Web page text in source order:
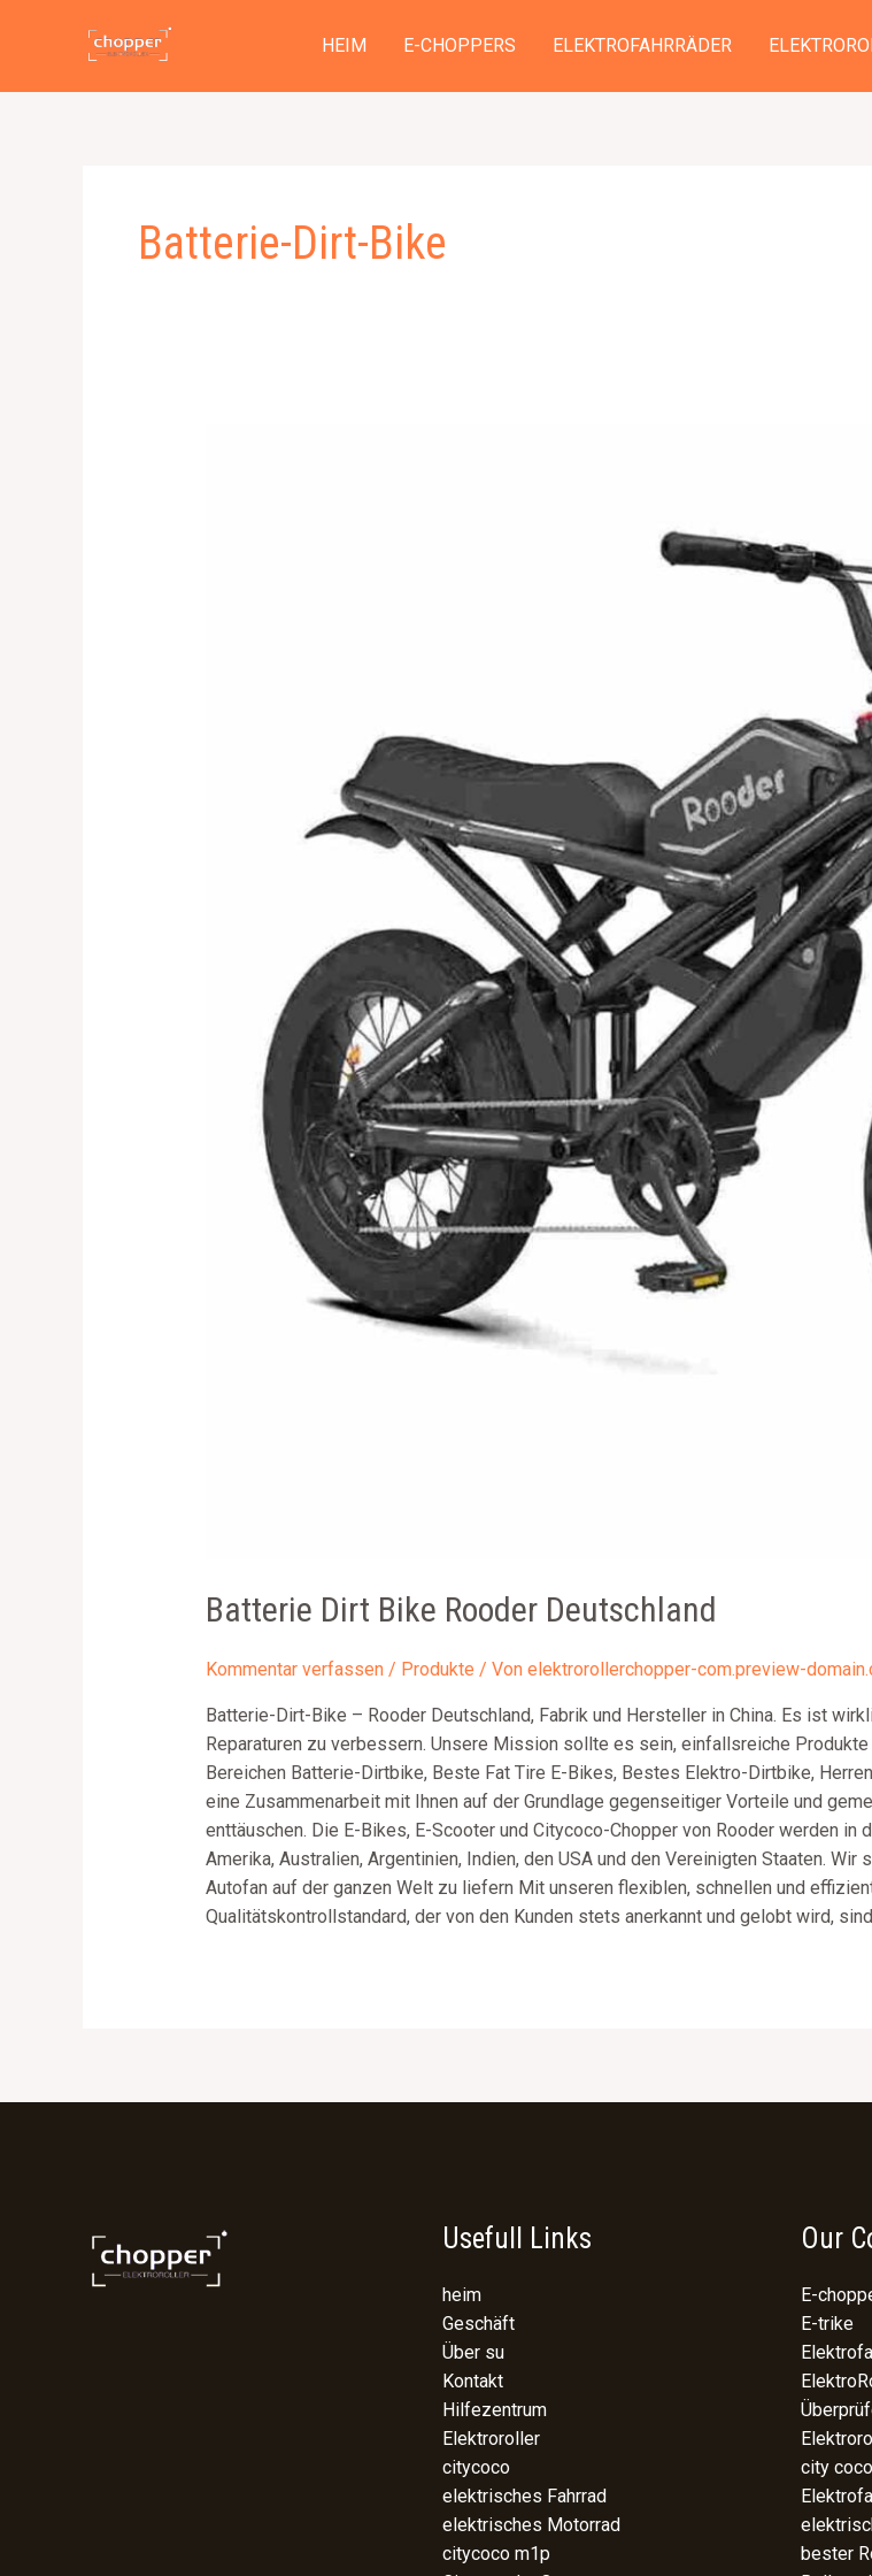
HEIM E-CHOPPERS ELEKTROFAHRRÄDER
Batterie-Dirt-Bike
Batterie Dirt Bike Rooder Deutschland
Kommentar verfassen / Produkte / Von elektrorollerchopper-com.preview-
Batterie-Dirt-Bike – Rooder Deutschland, Fabrik und Hersteller in China. Es ist
Reparaturen zu verbessern. Unsere Mission sollte es sein, einfallsreiche
Bereichen Batterie-Dirtbike, Beste Fat Tire E-Bikes, Bestes Elektro-Dirtbike,
eine Zusammenarbeit mit Ihnen auf der Grundlage gegenseitiger Vorteile und
enttäuschen. Die E-Bikes, E-Scooter und Citycoco-Chopper von Rooder werden
Amerika, Australien, Argentinien, Indien, den USA und den Vereinigten Staaten.
Autofan auf der ganzen Welt zu liefern Mit unseren flexiblen, schnellen und
Qualitätskontrollstandard, der von den Kunden stets anerkannt und gelobt wird,
Usefull Links
heim
Geschäft
Über su
Kontakt
Hilfezentrum
Elektroroller
citycoco
elektrisches Fahrrad
elektrisches Motorrad
citycoco m1p
Our
E-
E-trike
city coco
bester